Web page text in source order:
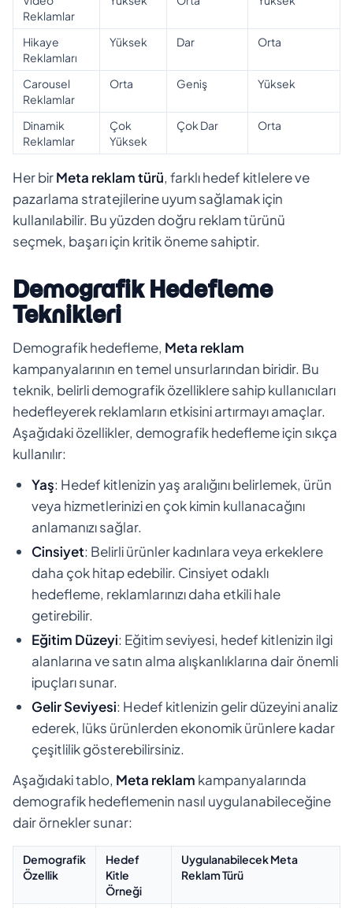
Reklamlar
Hikaye
Reklamları
Yüksek Dar Orta
Carousel
Reklamlar
Orta Geniş Yüksek
Dinamik
Reklamlar
Çok
Yüksek
Çok Dar Orta
Her birMeta reklam türü, farklı hedef kitlelere ve
pazarlama stratejilerine uyum sağlamak için
kullanılabilir. Bu yüzden doğru reklam türünü
seçmek, başarı için kritik öneme sahiptir.
Demografik Hedefleme
Teknikleri
Demografik hedefleme, Meta reklam
kampanyalarının en temel unsurlarından biridir. Bu
teknik, belirli demografik özelliklere sahip kullanıcıları
hedefleyerek reklamların etkisini artırmayı amaçlar.
Aşağıdaki özellikler, demografik hedefleme için sıkça
kullanılır:
Yaş: Hedef kitlenizin yaş aralığını belirlemek, ürün
veya hizmetlerinizi en çok kimin kullanacağını
anlamanızı sağlar.
Cinsiyet: Belirli ürünler kadınlara veya erkeklere
daha çok hitap edebilir. Cinsiyet odaklı
hedefleme, reklamlarınızı daha etkili hale
getirebilir.
Eğitim Düzeyi: Eğitim seviyesi, hedef kitlenizin ilgi
alanlarına ve satın alma alışkanlıklarına dair önemli
ipuçları sunar.
Gelir Seviyesi: Hedef kitlenizin gelir düzeyini analiz
ederek, lüks ürünlerden ekonomik ürünlere kadar
çeşitlilik gösterebilirsiniz.
Aşağıdaki tablo, Meta reklam kampanyalarında
demografik hedeflemenin nasıl uygulanabileceğine
dair örnekler sunar:
Demografik
Özellik
Hedef
Kitle
Örneği
Uygulanabilecek Meta
Reklam Türü